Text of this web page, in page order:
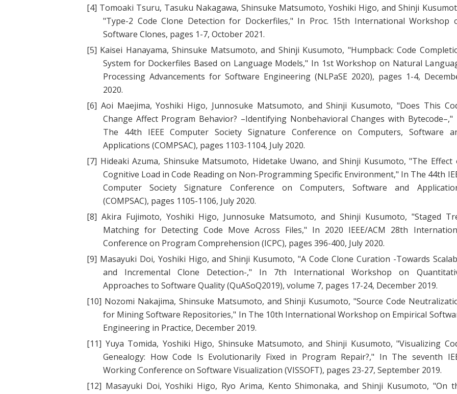
[4] Tomoaki Tsuru, Tasuku Nakagawa, Shinsuke Matsumoto, Yoshiki Higo, and Shinji
"Type-2 Code Clone Detection for Dockerfiles," In Proc. 15th International Workshop
Software Clones, pages 1-7, October 2021.
[5] Kaisei Hanayama, Shinsuke Matsumoto, and Shinji Kusumoto, "Humpback: Code
System for Dockerfiles Based on Language Models," In 1st Workshop on Natural
Processing Advancements for Software Engineering (NLPaSE 2020), pages 1-4,
2020.
[6] Aoi Maejima, Yoshiki Higo, Junnosuke Matsumoto, and Shinji Kusumoto, "Does This
Change Affect Program Behavior? –Identifying Nonbehavioral Changes with Bytecode–,"
The 44th IEEE Computer Society Signature Conference on Computers, Software
Applications (COMPSAC), pages 1103-1104, July 2020.
[7] Hideaki Azuma, Shinsuke Matsumoto, Hidetake Uwano, and Shinji Kusumoto, "The Effect
Cognitive Load in Code Reading on Non-Programming Specific Environment," In The 44th
Computer Society Signature Conference on Computers, Software and
(COMPSAC), pages 1105-1106, July 2020.
[8] Akira Fujimoto, Yoshiki Higo, Junnosuke Matsumoto, and Shinji Kusumoto, "Staged
Matching for Detecting Code Move Across Files," In 2020 IEEE/ACM 28th
Conference on Program Comprehension (ICPC), pages 396-400, July 2020.
[9] Masayuki Doi, Yoshiki Higo, and Shinji Kusumoto, "A Code Clone Curation -Towards
and Incremental Clone Detection-," In 7th International Workshop on
Approaches to Software Quality (QuASoQ2019), volume 7, pages 17-24, December 2019.
[10] Nozomi Nakajima, Shinsuke Matsumoto, and Shinji Kusumoto, "Source Code
for Mining Software Repositories," In The 10th International Workshop on Empirical
Engineering in Practice, December 2019.
[11] Yuya Tomida, Yoshiki Higo, Shinsuke Matsumoto, and Shinji Kusumoto, "Visualizing
Genealogy: How Code Is Evolutionarily Fixed in Program Repair?," In The seventh
Working Conference on Software Visualization (VISSOFT), pages 23-27, September 2019.
[12] Masayuki Doi, Yoshiki Higo, Ryo Arima, Kento Shimonaka, and Shinji Kusumoto, "On